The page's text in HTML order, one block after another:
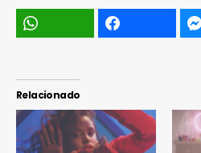
Relacionado